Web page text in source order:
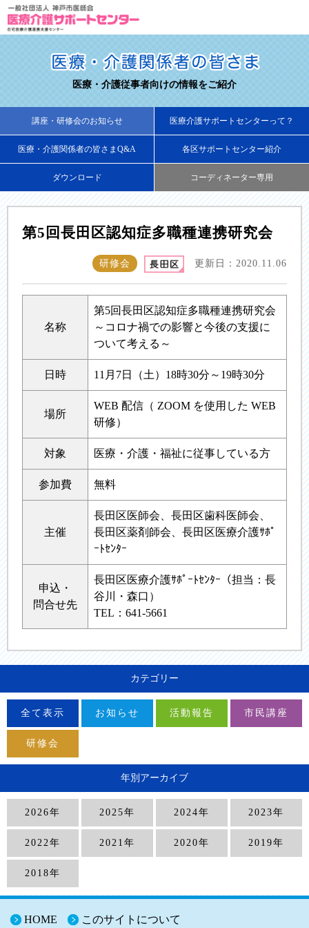
医療・介護従事者向けの情報をご紹介
講座・研修会のお知らせ 医療介護サポートセンターって？
医療・介護関係者の皆さまQ&A 各区サポートセンター紹介
ダウンロード コーディネーター専用
第5回長田区認知症多職種連携研究会
研修会 更新日：2020.11.06
名称
第5回長田区認知症多職種連携研究会
～コロナ禍での影響と今後の支援に
ついて考える～
日時 11月7日（土）18時30分～19時30分
場所
WEB 配信（ ZOOM を使用した WEB
研修）
対象 医療・介護・福祉に従事している方
参加費 無料
主催
長田区医師会、長田区歯科医師会、
長田区薬剤師会、長田区医療介護ｻﾎﾟ
ｰﾄｾﾝﾀｰ
申込・
問合せ先
長田区医療介護ｻﾎﾟｰﾄｾﾝﾀｰ（担当：長
谷川・森口）
TEL：641-5661
カテゴリー
全て表示 お知らせ 活動報告 市民講座
研修会
年別アーカイブ
2026年 2025年 2024年 2023年
2022年 2021年 2020年 2019年
2018年
HOME このサイトについて